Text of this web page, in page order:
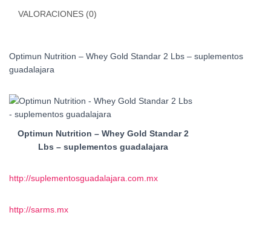
VALORACIONES (0)
Optimun Nutrition – Whey Gold Standar 2 Lbs – suplementos
guadalajara
Optimun Nutrition – Whey Gold Standar 2
Lbs – suplementos guadalajara
http://suplementosguadalajara.com.mx
http://sarms.mx